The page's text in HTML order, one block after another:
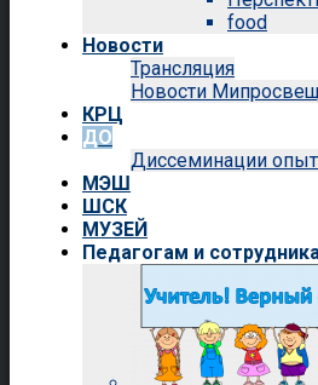
food
Новости
Трансляция
Новости
КРЦ
ДО
Диссеминации
МЭШ
ШСК
МУЗЕЙ
Педагогам и